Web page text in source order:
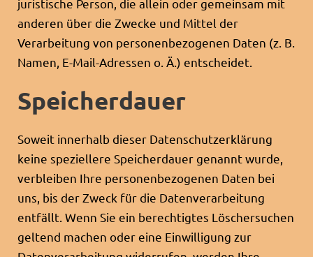
juristische Person, die allein oder gemeinsam mit
anderen über die Zwecke und Mittel der
Verarbeitung von personenbezogenen Daten (z. B.
Namen, E-Mail-Adressen o. Ä.) entscheidet.
Speicherdauer
Soweit innerhalb dieser Datenschutzerklärung
keine speziellere Speicherdauer genannt wurde,
verbleiben Ihre personenbezogenen Daten bei
uns, bis der Zweck für die Datenverarbeitung
entfällt. Wenn Sie ein berechtigtes Löschersuchen
geltend machen oder eine Einwilligung zur